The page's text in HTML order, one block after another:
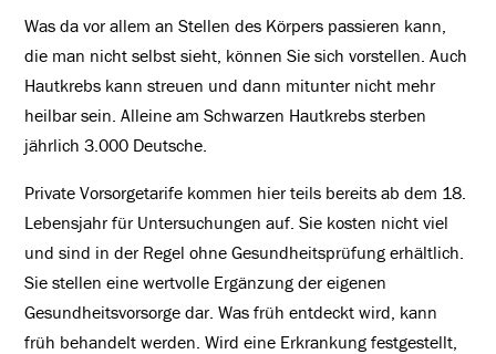
Was da vor allem an Stellen des Körpers passieren kann,
die man nicht selbst sieht, können Sie sich vorstellen. Auch
Hautkrebs kann streuen und dann mitunter nicht mehr
heilbar sein. Alleine am Schwarzen Hautkrebs sterben
jährlich 3.000 Deutsche.
Private Vorsorgetarife kommen hier teils bereits ab dem 18.
Lebensjahr für Untersuchungen auf. Sie kosten nicht viel
und sind in der Regel ohne Gesundheitsprüfung erhältlich.
Sie stellen eine wertvolle Ergänzung der eigenen
Gesundheitsvorsorge dar. Was früh entdeckt wird, kann
früh behandelt werden. Wird eine Erkrankung festgestellt,